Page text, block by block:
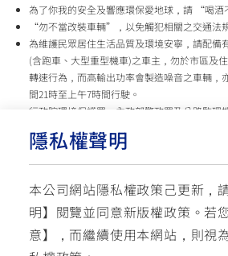
隱私權聲明
本公司網站隱私權政策己更新，
明】閱覽並同意新版權政策。 若
意】，而繼續使用本網站，則視
為了你我的安全及響應環保愛地球，請 “喝酒
“勿不當改裝車輛”，以免觸犯相關之交通法
為維護民眾居住生活品質及環境安寧，請配備
(含跑車、大型重型機車)之車主，勿於市區及
轉速行為，而高輸出功率會製造噪音之車輛，
間21時至上午7時間行駛。
行政院環境保護署、內政部警政署及公路監理
台灣山葉機車 關心您
使用版權說明 隱私權政策 交
☏ 免付費客服專線: 0800-631-680
每週一 ~ 五 08:00~12:10 / 13:00~16:40(國
© YAMAHA MOTOR TAIWAN CO., LTD.